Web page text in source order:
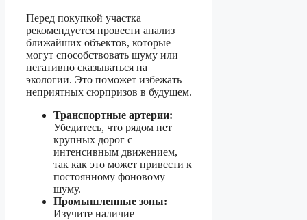
Перед покупкой участка
рекомендуется провести анализ
ближайших объектов, которые
могут способствовать шуму или
негативно сказываться на
экологии. Это поможет избежать
неприятных сюрпризов в будущем.
Транспортные артерии:
Убедитесь, что рядом нет
крупных дорог с
интенсивным движением,
так как это может привести к
постоянному фоновому
шуму.
Промышленные зоны:
Изучите наличие